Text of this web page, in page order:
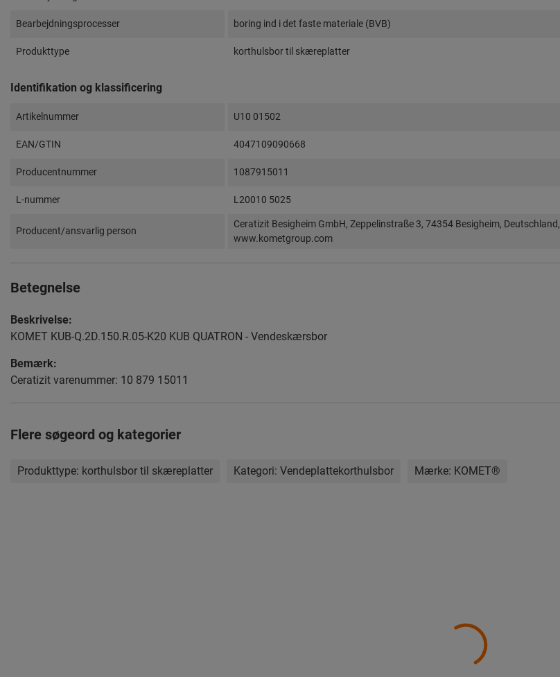
Bearbejdningsprocesser boring ind i det faste materiale (BVB)
Produkttype korthulsbor til skæreplatter
Identifikation og klassificering
Artikelnummer U10 01502
EAN/GTIN 4047109090668
Producentnummer 1087915011
L-nummer L20010 5025
Producent/ansvarlig person
Ceratizit Besigheim GmbH, Zeppelinstraße 3, 74354 Besigheim, Deutschland,
www.kometgroup.com
Betegnelse
Beskrivelse:
KOMET KUB-Q.2D.150.R.05-K20 KUB QUATRON - Vendeskærsbor
Bemærk:
Ceratizit varenummer: 10 879 15011
Flere søgeord og kategorier
Produkttype: korthulsbor til skæreplatter Kategori: Vendeplattekorthulsbor Mærke: KOMET®